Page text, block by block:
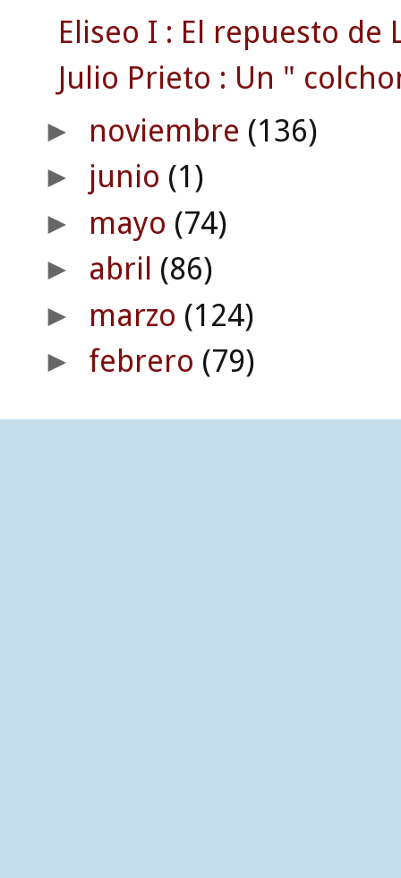
Eliseo I : El repuesto de
Julio Prieto : Un "
► noviembre (136)
► junio (1)
► mayo (74)
► abril (86)
► marzo (124)
► febrero (79)